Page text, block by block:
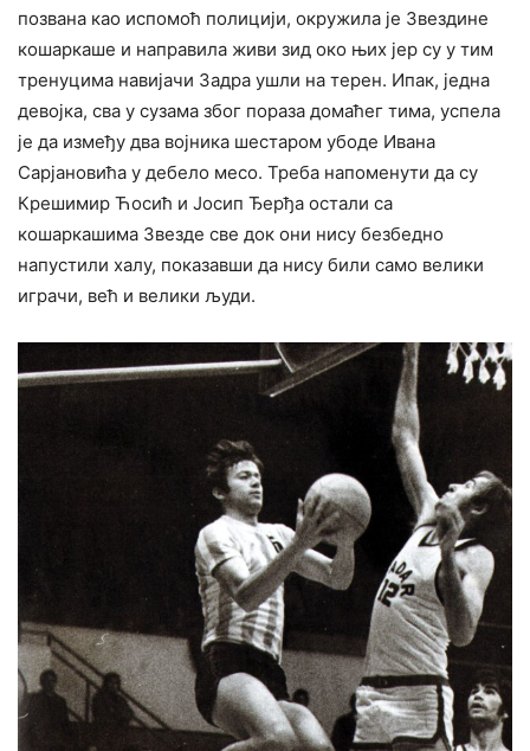
позвана као испомоћ полицији, окружила је Звездине
кошаркаше и направила живи зид око њих јер су у тим
тренуцима навијачи Задра ушли на терен. Ипак, једна
девојка, сва у сузама због пораза домаћег тима, успела
је да између два војника шестаром убоде Ивана
Сарјановића у дебело месо. Треба напоменути да су
Крешимир Ћосић и Јосип Ђерђа остали са
кошаркашима Звезде све док они нису безбедно
напустили халу, показавши да нису били само велики
играчи, већ и велики људи.